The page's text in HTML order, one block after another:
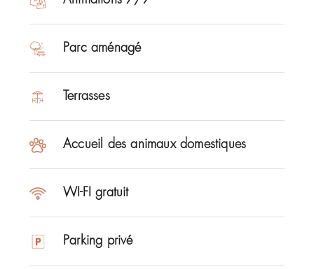
Parc aménagé
Terrasses
Accueil des animaux domestiques
WI-FI gratuit
Parking privé